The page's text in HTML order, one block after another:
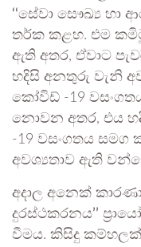
‘‘සේවා සෞඛ්‍ය හා
තර්ක කළහ. එම
ඇති අතර, ඒවාට
හදිසි අනතුරු වැනි
කෝවිඩ් -19
නොවන අතර, එය
-19 වසංගතය
අවශ්‍යතාව ඇති
අදාල අනෙක්
දුරස්ථකරනය’’
වීමය. කිසිදු කම්හලක්